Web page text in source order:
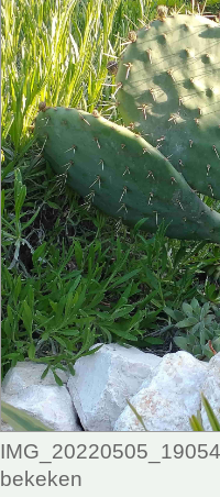
bekeken